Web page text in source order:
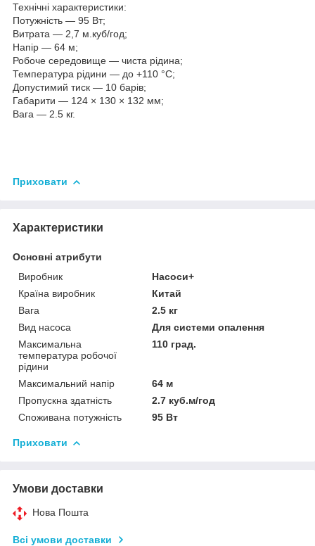
Технічні характеристики:
Потужність — 95 Вт;
Витрата — 2,7 м.куб/год;
Напір — 64 м;
Робоче середовище — чиста рідина;
Температура рідини — до +110 °C;
Допустимий тиск — 10 барів;
Габарити — 124 × 130 × 132 мм;
Вага — 2.5 кг.
Приховати
Характеристики
Основні атрибути
Виробник
Насоси+
Країна виробник
Китай
Вага
2.5 кг
Вид насоса
Для системи опалення
Максимальна
температура робочої
рідини
110 град.
Максимальний напір
64 м
Пропускна здатність
2.7 куб.м/год
Споживана потужність
95 Вт
Приховати
Умови доставки
Нова Пошта
Всі умови доставки